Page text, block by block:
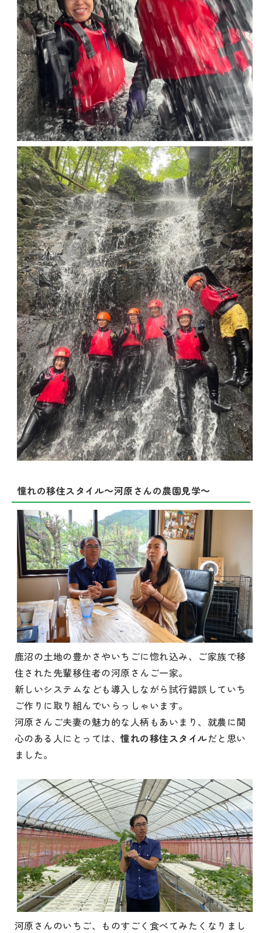
憧れの移住スタイル～河原さんの農園見学～
鹿沼の土地の豊かさやいちごに惚れ込み、ご家族で移
住された先輩移住者の河原さんご一家。
新しいシステムなども導入しながら試行錯誤していち
ご作りに取り組んでいらっしゃいます。
河原さんご夫妻の魅力的な人柄もあいまり、就農に関
心のある人にとっては、憧れの移住スタイルだと思い
ました。
河原さんのいちご、ものすごく食べてみたくなりまし